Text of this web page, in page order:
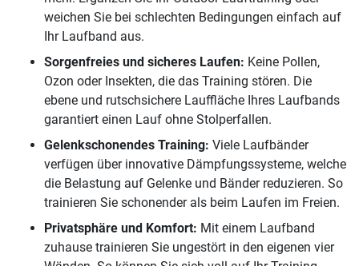
weichen Sie bei schlechten Bedingungen einfach auf
Ihr Laufband aus.
Sorgenfreies und sicheres Laufen: Keine Pollen,
Ozon oder Insekten, die das Training stören. Die
ebene und rutschsichere Lauffläche Ihres Laufbands
garantiert einen Lauf ohne Stolperfallen.
Gelenkschonendes Training: Viele Laufbänder
verfügen über innovative Dämpfungssysteme, welche
die Belastung auf Gelenke und Bänder reduzieren. So
trainieren Sie schonender als beim Laufen im Freien.
Privatsphäre und Komfort: Mit einem Laufband
zuhause trainieren Sie ungestört in den eigenen vier